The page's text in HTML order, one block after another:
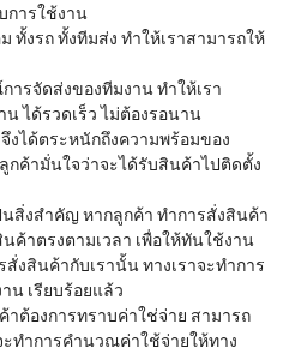
การใช้งาน
ทั้งรถ ทั้งทีมส่ง ทำให้เราสามารถให้
ารจัดส่งของทีมงาน ทำให้เรา
ได้รวดเร็ว ไม่ต้องรอนาน
จึงได้ตระหนักถึงความพร้อมของ
กค้ามั่นใจว่าจะได้รับสินค้าไปติดตั้ง
นสิ่งสำคัญ หากลูกค้า ทำการสั่งสินค้า
ค้าตรงตามเวลา เพื่อให้ทันใช้งาน
สั่งสินค้ากับเรานั้น ทางเราจะทำการ
น เรียบร้อยแล้ว
าต้องการทราบค่าใช่จ่าย สามารถ
ทำการคำนวณค่าใช้จ่ายให้ทาง